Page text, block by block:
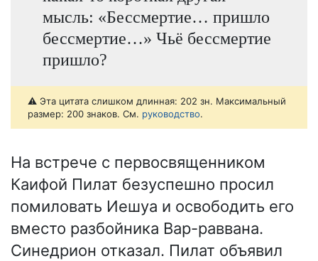
мысль: «Бессмертие… пришло
бессмертие…» Чьё бессмертие
пришло?
⚠️ Эта цитата слишком длинная: 202 зн. Максимальный
размер: 200 знаков. См. руководство.
На встрече с первосвященником
Каифой Пилат безуспешно просил
помиловать Иешуа и освободить его
вместо разбойника Вар-раввана.
Синедрион отказал. Пилат объявил